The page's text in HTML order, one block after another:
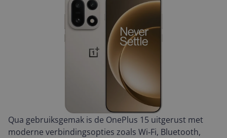
Qua gebruiksgemak is de OnePlus 15 uitgerust met
moderne verbindingsopties zoals Wi‑Fi, Bluetooth,